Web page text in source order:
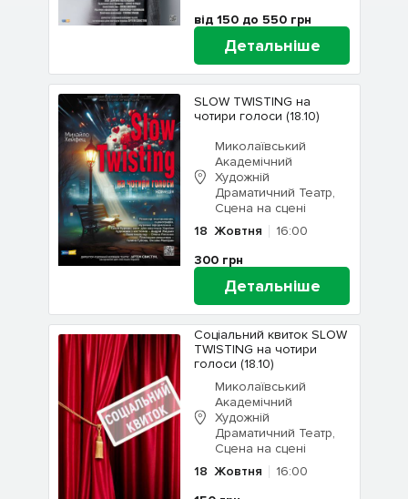
від 150 до 550 грн
Детальніше
SLOW TWISTING на
чотири голоси (18.10)
Миколаївський
Академічний
Художній
Драматичний Театр,
Сцена на сцені
18 Жовтня
16:00
300 грн
Детальніше
Соціальний квиток SLOW
TWISTING на чотири
голоси (18.10)
Миколаївський
Академічний
Художній
Драматичний Театр,
Сцена на сцені
18 Жовтня
16:00